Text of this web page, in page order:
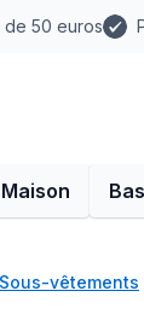
de 50 euros
Maison
vêtements